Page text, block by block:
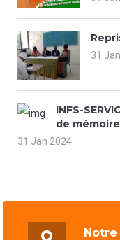
31
INFS-
de
31 Jan 2024